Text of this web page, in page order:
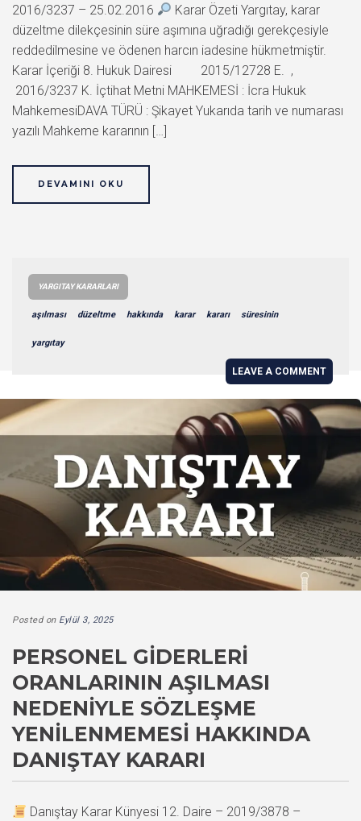
2016/3237 – 25.02.2016
Karar Özeti Yargıtay, karar
düzeltme dilekçesinin süre aşımına uğradığı gerekçesiyle
reddedilmesine ve ödenen harcın iadesine hükmetmiştir.
Karar İçeriği 8. Hukuk Dairesi 2015/12728 E. ,
2016/3237 K. İçtihat Metni MAHKEMESİ : İcra Hukuk
MahkemesiDAVA TÜRÜ : Şikayet Yukarıda tarih ve numarası
yazılı Mahkeme kararının […]
DEVAMINI OKU
YARGITAY KARARLARI
aşılması düzeltme hakkında karar kararı süresinin
yargıtay
LEAVE A COMMENT
Posted on Eylül 3, 2025
PERSONEL GIDERLERI
ORANLARININ AŞILMASI
NEDENIYLE SÖZLEŞME
YENILENMEMESI HAKKINDA
DANIŞTAY KARARI
Danıştay Karar Künyesi 12. Daire – 2019/3878 –